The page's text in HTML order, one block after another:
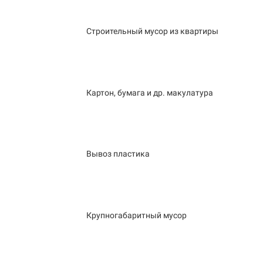
Строительный мусор из квартиры
Картон, бумага и др. макулатура
Вывоз пластика
Крупногабаритный мусор